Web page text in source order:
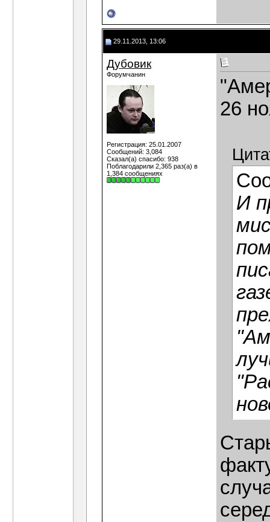
29.11.2013, 13:06
Дубовик
Форумчанин
Регистрация: 25.01.2007
Сообщений: 3,084
Сказал(а) спасибо: 938
Поблагодарили 2,365 раз(а) в
1,384 сообщениях
26
И